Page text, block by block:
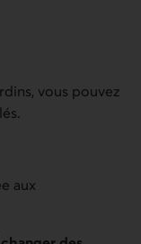
vous pouvez
aux